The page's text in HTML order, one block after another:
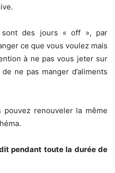
des jours « off », par
ce que vous voulez mais
à ne pas vous jeter sur
ne pas manger d’aliments
renouveler la même
pendant toute la durée de